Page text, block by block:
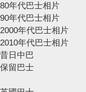
80年代巴士相片
90年代巴士相片
2000年代巴士相片
2010年代巴士相片
昔日中巴
保留巴士